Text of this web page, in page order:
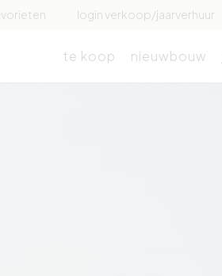
login verkoop/jaarverhuur
te koop nieuwbouw